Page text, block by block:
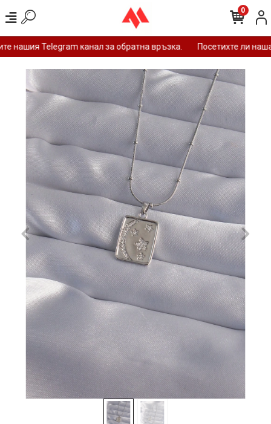
нашия Telegram канал за обратна връзка. Посетихте ли
0